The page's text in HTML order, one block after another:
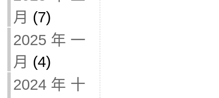
月 (7)
2025 年 一
月 (4)
2024 年 十